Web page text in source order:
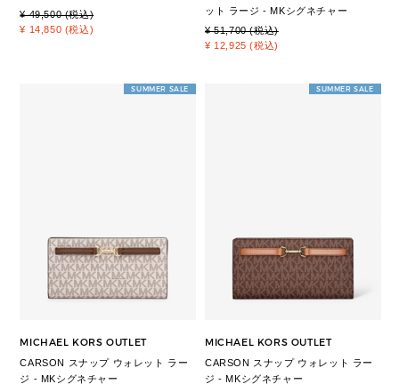
¥ 49,500 (税込)
¥ 14,850 (税込)
ット ラージ - MKシグネチャー
¥ 51,700 (税込)
¥ 12,925 (税込)
SUMMER SALE
MICHAEL KORS OUTLET
CARSON スナップ ウォレット ラー
ジ - MKシグネチャー
SUMMER SALE
MICHAEL KORS OUTLET
CARSON スナップ ウォレット ラー
ジ - MKシグネチャー